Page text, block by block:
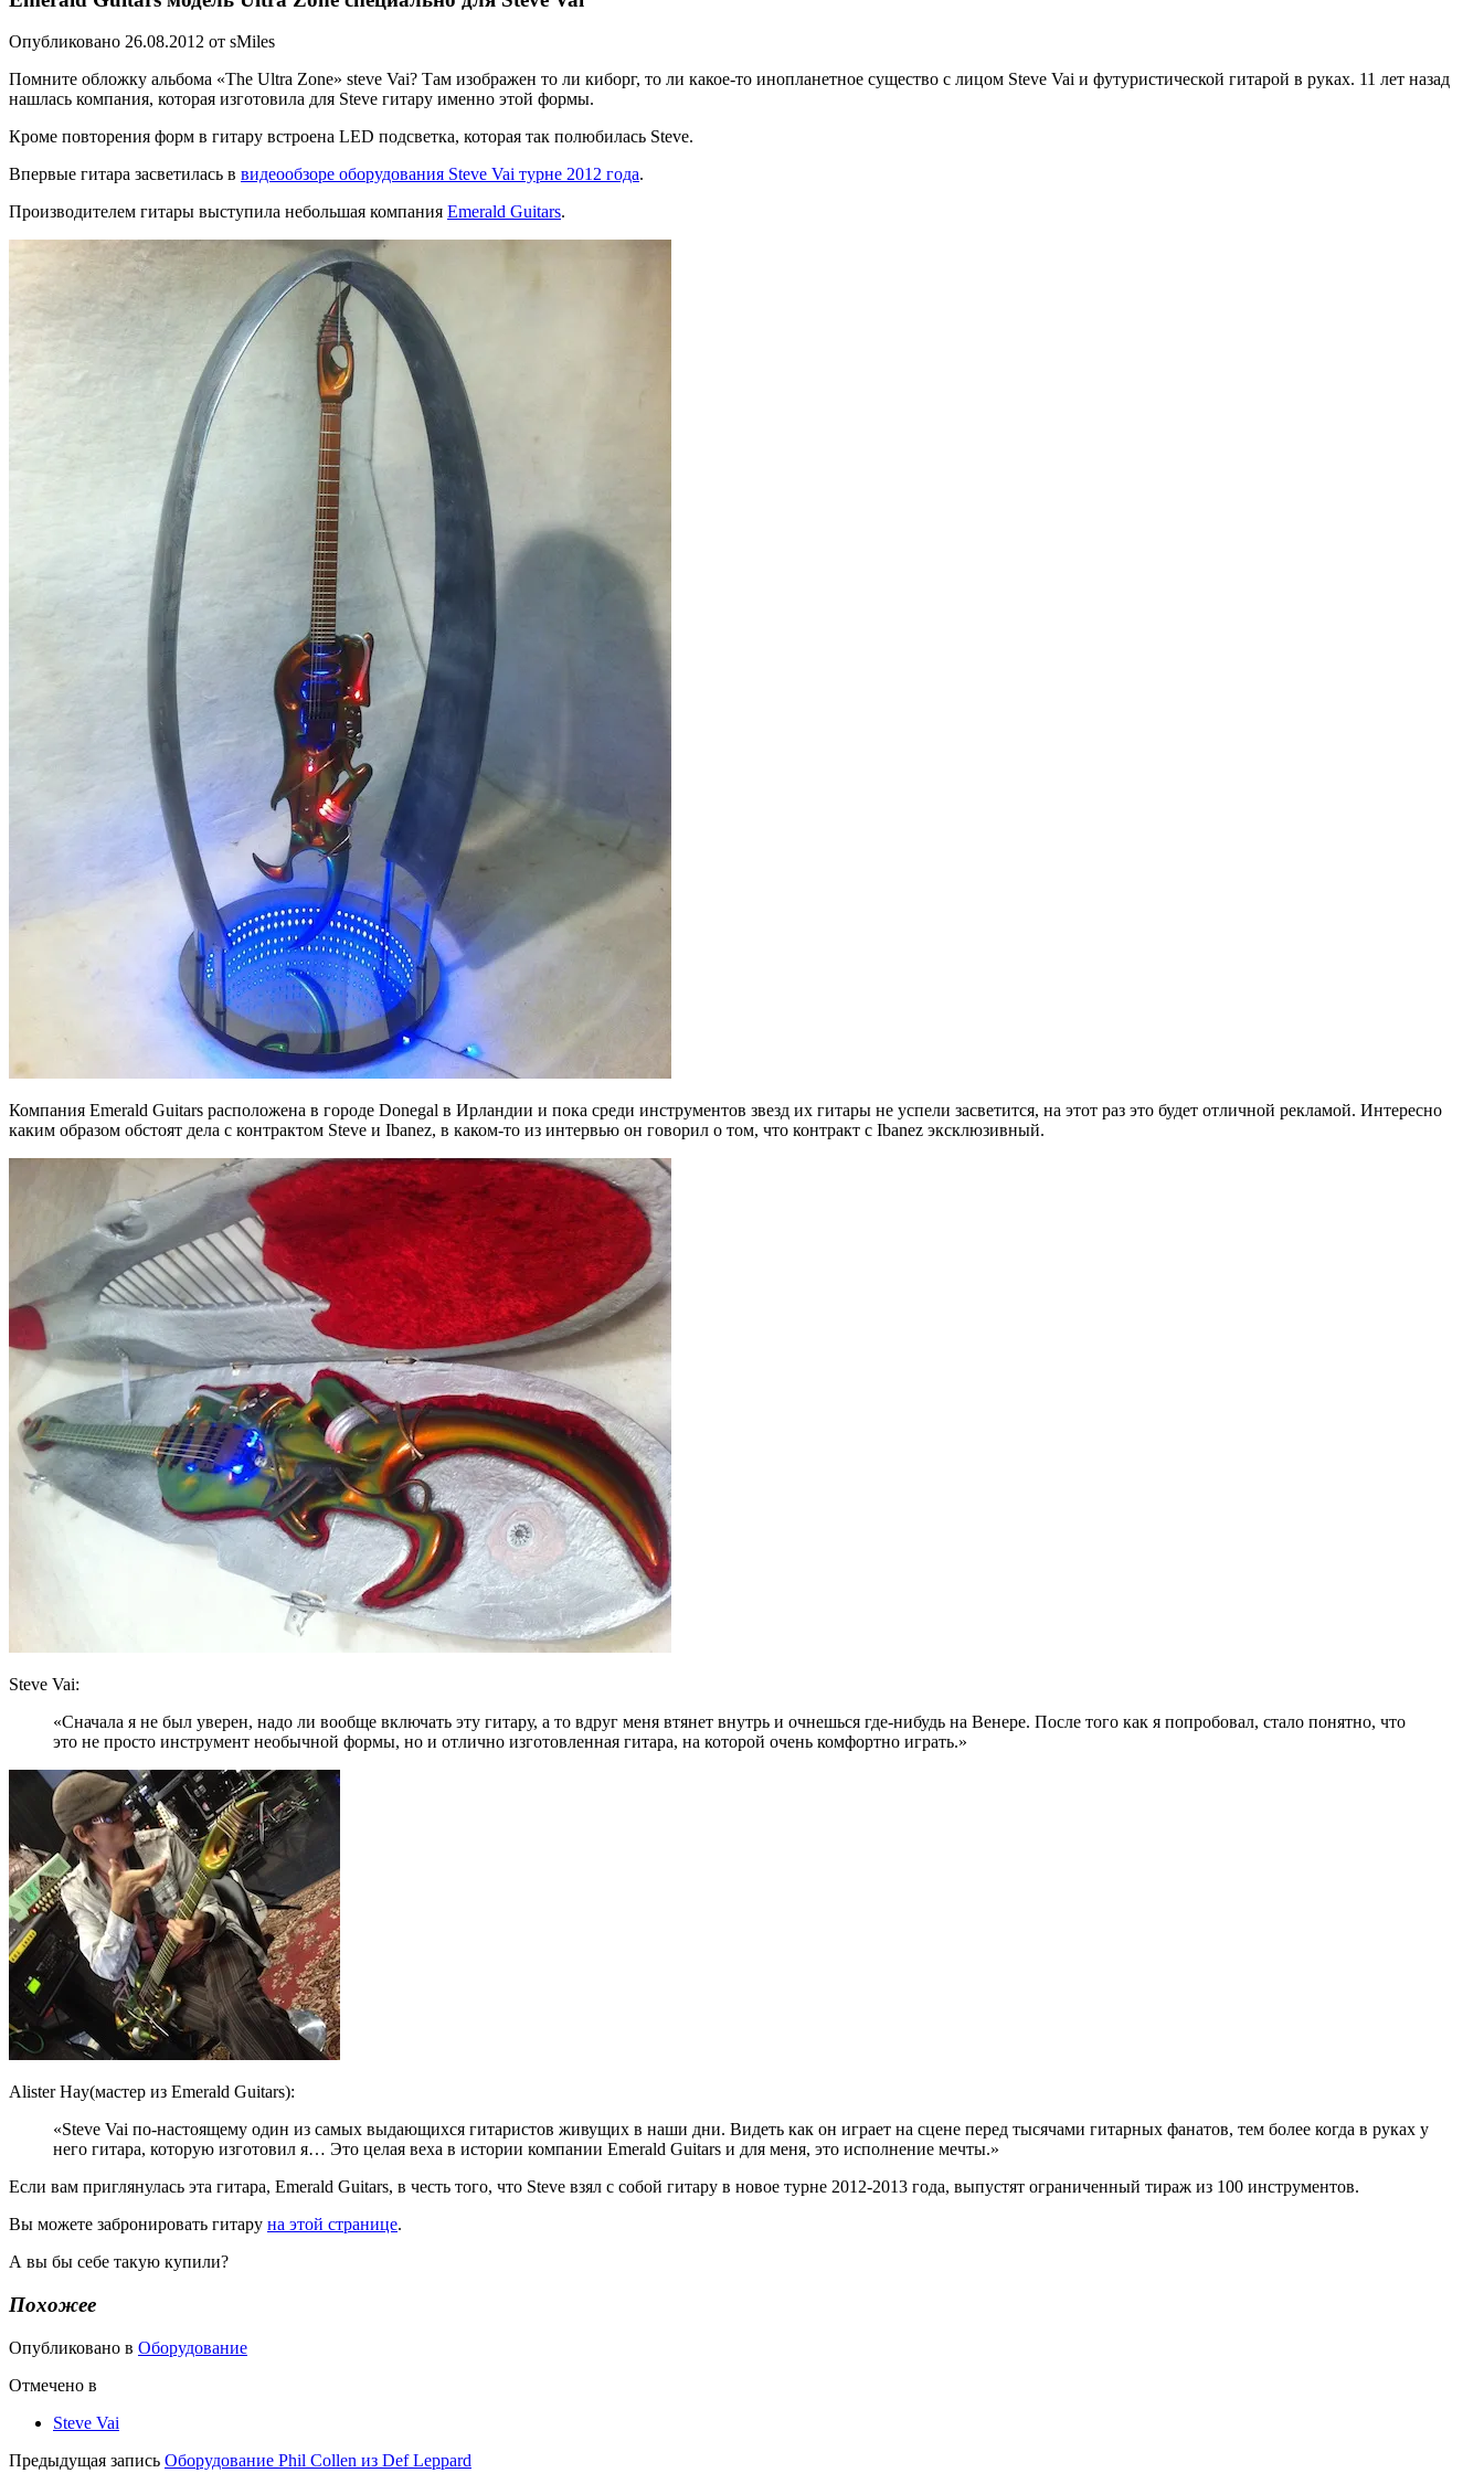
Опубликовано 26.08.2012 от sMiles
Помните обложку альбома «The Ultra Zone» steve Vai? Там изображен то ли киборг, то ли какое-то инопланетное существо с лицом Steve Vai и футуристической гитарой в руках. 11 лет назад
нашлась компания, которая изготовила для Steve гитару именно этой формы.
Кроме повторения форм в гитару встроена LED подсветка, которая так полюбилась Steve.
Впервые гитара засветилась в видеообзоре оборудования Steve Vai турне 2012 года.
Производителем гитары выступила небольшая компания Emerald Guitars.
Компания Emerald Guitars расположена в городе Donegal в Ирландии и пока среди инструментов звезд их гитары не успели засветится, на этот раз это будет отличной рекламой. Интересно
каким образом обстоят дела с контрактом Steve и Ibanez, в каком-то из интервью он говорил о том, что контракт с Ibanez эксклюзивный.
Steve Vai:
«Сначала я не был уверен, надо ли вообще включать эту гитару, а то вдруг меня втянет внутрь и очнешься где-нибудь на Венере. После того как я попробовал, стало понятно, что
это не просто инструмент необычной формы, но и отлично изготовленная гитара, на которой очень комфортно играть.»
Alister Hay(мастер из Emerald Guitars):
«Steve Vai по-настоящему один из самых выдающихся гитаристов живущих в наши дни. Видеть как он играет на сцене перед тысячами гитарных фанатов, тем более когда в руках у
него гитара, которую изготовил я… Это целая веха в истории компании Emerald Guitars и для меня, это исполнение мечты.»
Если вам приглянулась эта гитара, Emerald Guitars, в честь того, что Steve взял с собой гитару в новое турне 2012-2013 года, выпустят ограниченный тираж из 100 инструментов.
Вы можете забронировать гитару на этой странице.
А вы бы себе такую купили?
Похожее
Опубликовано в Оборудование
Отмечено в
Steve Vai
Предыдущая запись Оборудование Phil Collen из Def Leppard